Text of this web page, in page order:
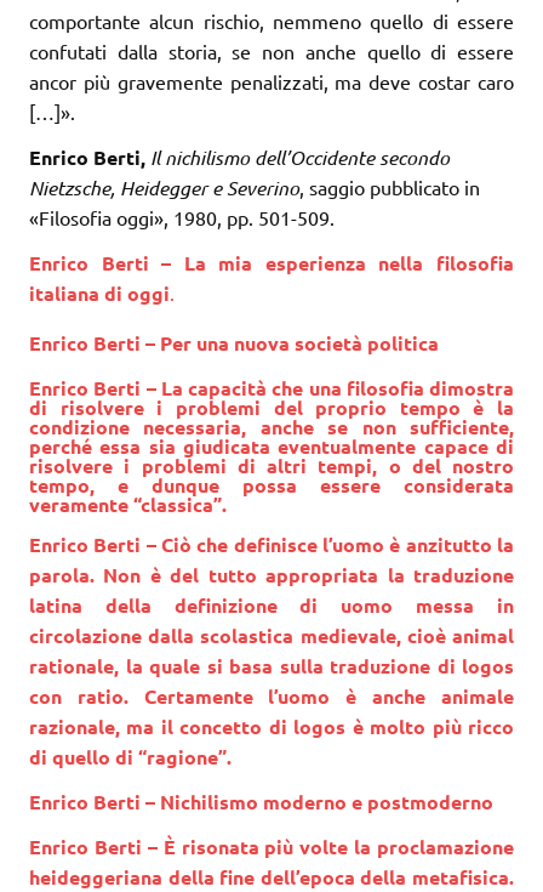
comportante alcun rischio, nemmeno quello di essere
confutati dalla storia, se non anche quello di essere
ancor più gravemente penalizzati, ma deve costar caro
[…]».
Enrico Berti, Il nichilismo dell’Occidente secondo
Nietzsche, Heidegger e Severino, saggio pubblicato in
«Filosofia oggi», 1980, pp. 501-509.
Enrico Berti – La mia esperienza nella filosofia
italiana di oggi
Enrico Berti – Per una nuova società politica
Enrico Berti – La capacità che una filosofia dimostra
di risolvere i problemi del proprio tempo è la
condizione necessaria, anche se non sufficiente,
perché essa sia giudicata eventualmente capace di
risolvere i problemi di altri tempi, o del nostro
tempo, e dunque possa essere considerata
veramente “classica”.
Enrico Berti – Ciò che definisce l’uomo è anzitutto la
parola. Non è del tutto appropriata la traduzione
latina della definizione di uomo messa in
circolazione dalla scolastica medievale, cioè animal
rationale, la quale si basa sulla traduzione di logos
con ratio. Certamente l’uomo è anche animale
razionale, ma il concetto di logos è molto più ricco
di quello di “ragione”.
Enrico Berti – Nichilismo moderno e postmoderno
Enrico Berti – È risonata più volte la proclamazione
heideggeriana della fine dell’epoca della metafisica.